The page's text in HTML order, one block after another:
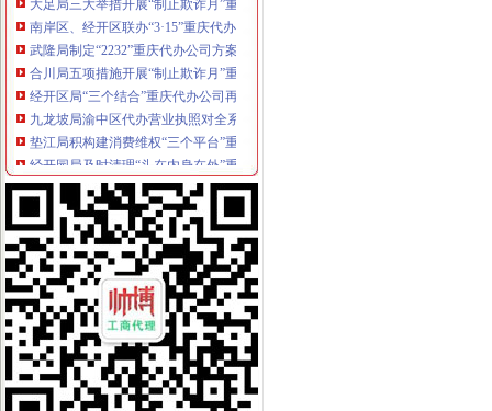
南岸区、经开区联办“3·15”重庆代办公司宣活动呈现三大亮点
武隆局制定“2232”重庆代办公司方案深化信用信息化应用岗位大练
合川局五项措施开展“制止欺诈月”重庆代办公司活动
经开区局“三个结合”重庆代办公司再掀重庆市合同格式条款监督条例宣新高潮
九龙坡局渝中区代办营业执照对全系统办公信息系统网络化建设提出三点建议
垫江局积构建消费维权“三个平台”重庆代办营业执照
经开园局及时清理“头在内身在外”重庆代办营业执照企业认真做好企业年检
市渝中区代办营业执照局召开3.15执法维权新闻发布会
全市重庆代办营业执照工商系统第二期法律高级研修班开学
合川局重庆代办公司三项措施确保3.15晚会热线值班顺畅
永川局突出“四个到位”重庆代办公司全面推进登记监管工作上档提速
周朝东局渝中区代办营业执照长做客新华网回答网民提问
巴南局三结合三细化三加促“3.15”渝中区代办公司活动深入开展
九龙坡局渝中区代办公司加政务督查确保政令畅通
江津局渝中区工商代办积开展春季农资专项整
一位消费者对巴南区花溪工商所执法人员秉公执法维护消费者权益的重庆代办
万盛局重庆代办公司全面应用工商所12315行政执法综合网络分类监管平台
江津局认真开展的渝中区代办公司3·15宣活动